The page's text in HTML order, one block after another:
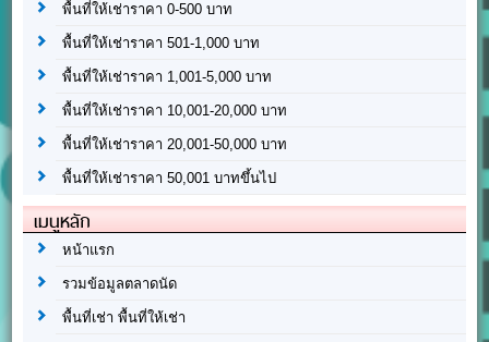
พื้นที่ให้เช่าราคา 0-500 บาท
พื้นที่ให้เช่าราคา 501-1,000 บาท
พื้นที่ให้เช่าราคา 1,001-5,000 บาท
พื้นที่ให้เช่าราคา 10,001-20,000 บาท
พื้นที่ให้เช่าราคา 20,001-50,000 บาท
พื้นที่ให้เช่าราคา 50,001 บาทขึ้นไป
เมนูหลัก
หน้าแรก
รวมข้อมูลตลาดนัด
พื้นที่เช่า พื้นที่ให้เช่า